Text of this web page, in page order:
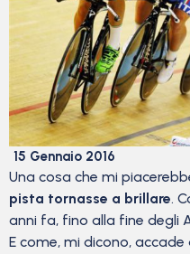
15 Gennaio 2016
Una cosa che mi
pista tornasse a brillare.
anni fa, fino alla fine degli
E come, mi dicono,